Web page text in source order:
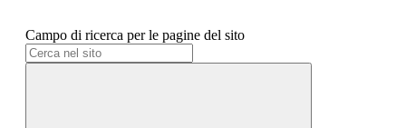
Campo di ricerca per le pagine del sito